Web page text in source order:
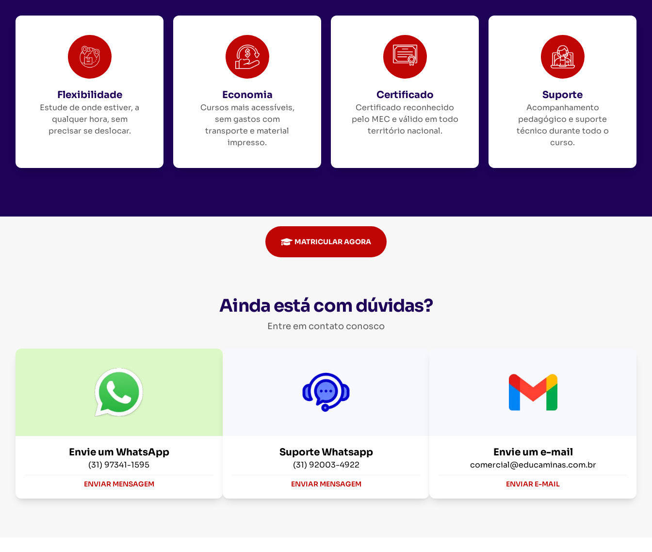
Flexibilidade
Estude de onde estiver, a
qualquer hora, sem
precisar se deslocar.
Economia
Cursos mais acessíveis,
sem gastos com
transporte e material
impresso.
Certificado
Certificado reconhecido
pelo MEC e válido em todo
território nacional.
Suporte
Acompanhamento
pedagógico e suporte
técnico durante todo o
curso.
MATRICULAR AGORA
Ainda está com dúvidas?
Entre em contato conosco
Envie um WhatsApp
(31) 97341-1595
ENVIAR MENSAGEM
Suporte Whatsapp
(31) 92003-4922
ENVIAR MENSAGEM
Envie um e-mail
comercial@educaminas.com.br
ENVIAR E-MAIL